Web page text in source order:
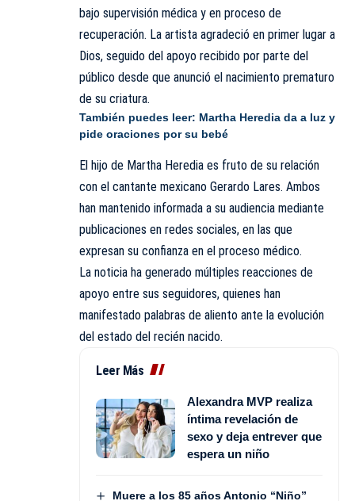
bajo supervisión médica y en proceso de
recuperación. La artista agradeció en primer lugar a
Dios, seguido del apoyo recibido por parte del
público desde que anunció el nacimiento prematuro
de su criatura.
También puedes leer: Martha Heredia da a luz y
pide oraciones por su bebé
El hijo de Martha Heredia es fruto de su relación
con el cantante mexicano Gerardo Lares. Ambos
han mantenido informada a su audiencia mediante
publicaciones en redes sociales, en las que
expresan su confianza en el proceso médico.
La noticia ha generado múltiples reacciones de
apoyo entre sus seguidores, quienes han
manifestado palabras de aliento ante la evolución
del estado del recién nacido.
Leer Más
Alexandra MVP realiza
íntima revelación de
sexo y deja entrever que
espera un niño
Muere a los 85 años Antonio “Niño”